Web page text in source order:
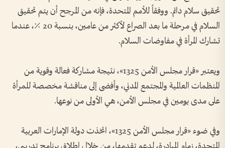
تحقيق سلام دائم. ووفقاً للأمم المتحدة، فإنه من المرجح أن يتم تحقيق
السلام في مرحلة ما بعد الصراع لأكثر من عامين، بنسبة 20 ٪، عندما
تشارك المرأة في مفاوضات السلام.
ويعتبر «قرار مجلس الأمن 1325»، نتيجة مشاركة فعالة وقوية من
المنظمات العالمية والمجتمع المدني، وأفضى إلى مناقشة مخصصة للمرأة
على مدى يومين في مجلس الأمن، هي الأولى من نوعها.
وفي ضوء «قرار مجلس الأمن 1325»، اتخذت دولة الإمارات العربية